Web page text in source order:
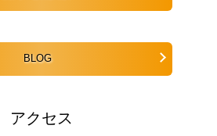
BLOG
アクセス